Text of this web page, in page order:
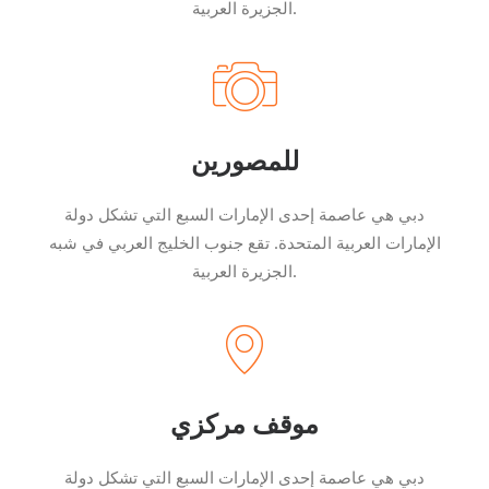
الجزيرة العربية.
للمصورين
دبي هي عاصمة إحدى الإمارات السبع التي تشكل دولة
الإمارات العربية المتحدة. تقع جنوب الخليج العربي في شبه
الجزيرة العربية.
موقف مركزي
دبي هي عاصمة إحدى الإمارات السبع التي تشكل دولة